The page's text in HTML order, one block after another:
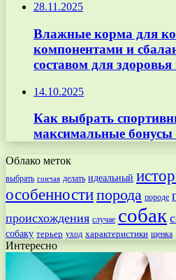
28.11.2025
Влажные корма для
компонентами и
составом для
14.10.2025
Как выбрать
максимальные бонусы
Облако меток
выбрать гончая делать идеальный
особенностипорода породе
происхождения случае собак
собаку терьер уход характеристики щенка
Интересно